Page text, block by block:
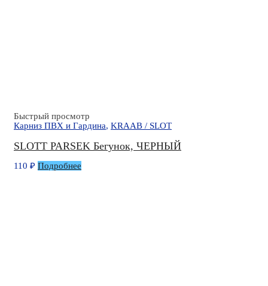
Быстрый просмотр
Карниз ПВХ и Гардина, KRAAB / SLOT
SLOTT PARSEK Бегунок, ЧЕРНЫЙ
110 ₽ Подробнее